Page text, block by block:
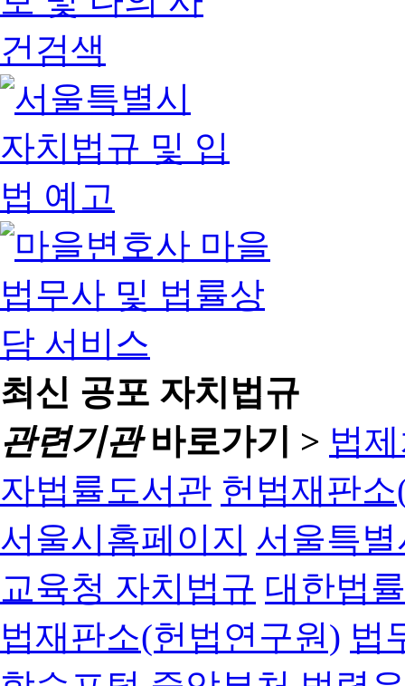
최신 공포 자치법규
관련기관바로가기 > 법
자법률도서관 헌법재판
서울시홈페이지 서울특
교육청 자치법규 대한법
법재판소(헌법연구원) 법